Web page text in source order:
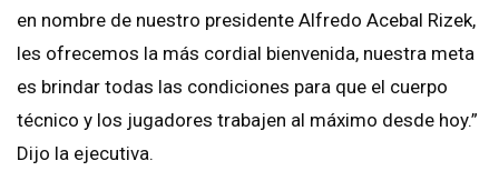
en nombre de nuestro presidente Alfredo Acebal Rizek,
les ofrecemos la más cordial bienvenida, nuestra meta
es brindar todas las condiciones para que el cuerpo
técnico y los jugadores trabajen al máximo desde hoy.”
Dijo la ejecutiva.